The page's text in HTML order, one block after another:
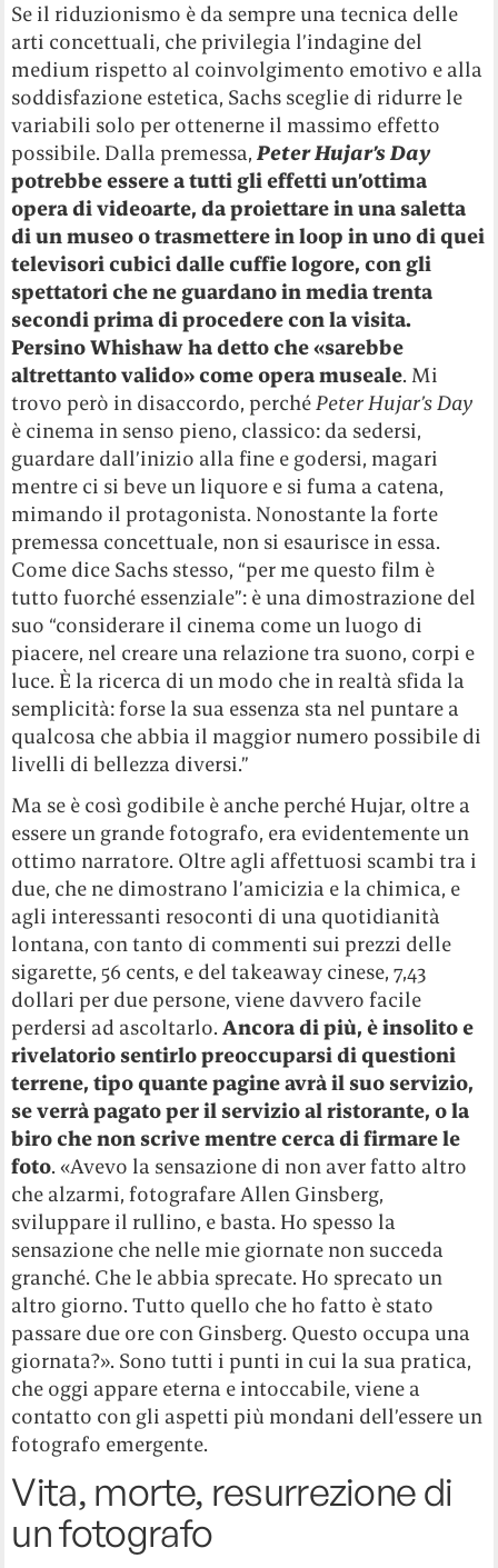
Se il riduzionismo è da sempre una tecnica delle
arti concettuali, che privilegia l’indagine del
medium rispetto al coinvolgimento emotivo e alla
soddisfazione estetica, Sachs sceglie di ridurre le
variabili solo per ottenerne il massimo effetto
possibile. Dalla premessa,Peter Hujar’s Day
potrebbe essere a tutti gli effetti un’ottima
opera di videoarte, da proiettare in una saletta
di un museo o trasmettere in loop in uno di quei
televisori cubici dalle cuffie logore, con gli
spettatori che ne guardano in media trenta
secondi prima di procedere con la visita.
Persino Whishaw ha detto che «sarebbe
altrettanto valido» come opera museale. Mi
trovo però in disaccordo, perchéPeter Hujar’s Day
è cinema in senso pieno, classico: da sedersi,
guardare dall’inizio alla fine e godersi, magari
mentre ci si beve un liquore e si fuma a catena,
mimando il protagonista. Nonostante la forte
premessa concettuale, non si esaurisce in essa.
Come dice Sachs stesso, “per me questo film è
tutto fuorché essenziale”: è una dimostrazione del
suo “considerare il cinema come un luogo di
piacere, nel creare una relazione tra suono, corpi e
luce. È la ricerca di un modo che in realtà sfida la
semplicità: forse la sua essenza sta nel puntare a
qualcosa che abbia il maggior numero possibile di
livelli di bellezza diversi.”
Ma se è così godibile è anche perché Hujar, oltre a
essere un grande fotografo, era evidentemente un
ottimo narratore. Oltre agli affettuosi scambi tra i
due, che ne dimostrano l’amicizia e la chimica, e
agli interessanti resoconti di una quotidianità
lontana, con tanto di commenti sui prezzi delle
sigarette, 56 cents, e del takeaway cinese, 7,43
dollari per due persone, viene davvero facile
perdersi ad ascoltarlo.Ancora di più, è insolito e
rivelatorio sentirlo preoccuparsi di questioni
terrene, tipo quante pagine avrà il suo servizio,
se verrà pagato per il servizio al ristorante, o la
biro che non scrive mentre cerca di firmare le
foto. «Avevo la sensazione di non aver fatto altro
che alzarmi, fotografare Allen Ginsberg,
sviluppare il rullino, e basta. Ho spesso la
sensazione che nelle mie giornate non succeda
granché. Che le abbia sprecate. Ho sprecato un
altro giorno. Tutto quello che ho fatto è stato
passare due ore con Ginsberg. Questo occupa una
giornata?». Sono tutti i punti in cui la sua pratica,
che oggi appare eterna e intoccabile, viene a
contatto con gli aspetti più mondani dell’essere un
fotografo emergente.
Vita, morte, resurrezione di
un fotografo